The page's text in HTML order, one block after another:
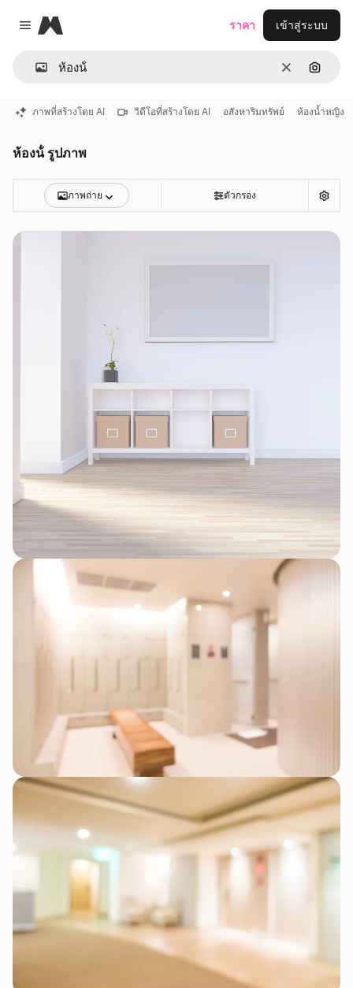
Close menu
Magnific
ชัดเจนค้นหา
ราคา เข้าสู่ระบบ
ภาพที่สร้างโดย AI วิดีโอที่สร้างโดย AI อสังหาริมทรัพย์ ห้องน้ำหญิง
ห้องน้ํ รูปภาพ
ภาพถ่าย ตัวกรอง